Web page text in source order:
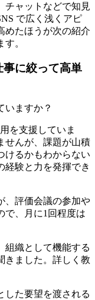
チャットなどで知見
で広く浅くアピ
めたほうが次の紹介
。
に絞って高単
ますか？
を支援していま
せんが、課題が山積
けるかもわからない
経験と力を発揮でき
、評価会議の参加や
で、月に1回程度は
織として機能する
きました。詳しく教
した要望を渡される